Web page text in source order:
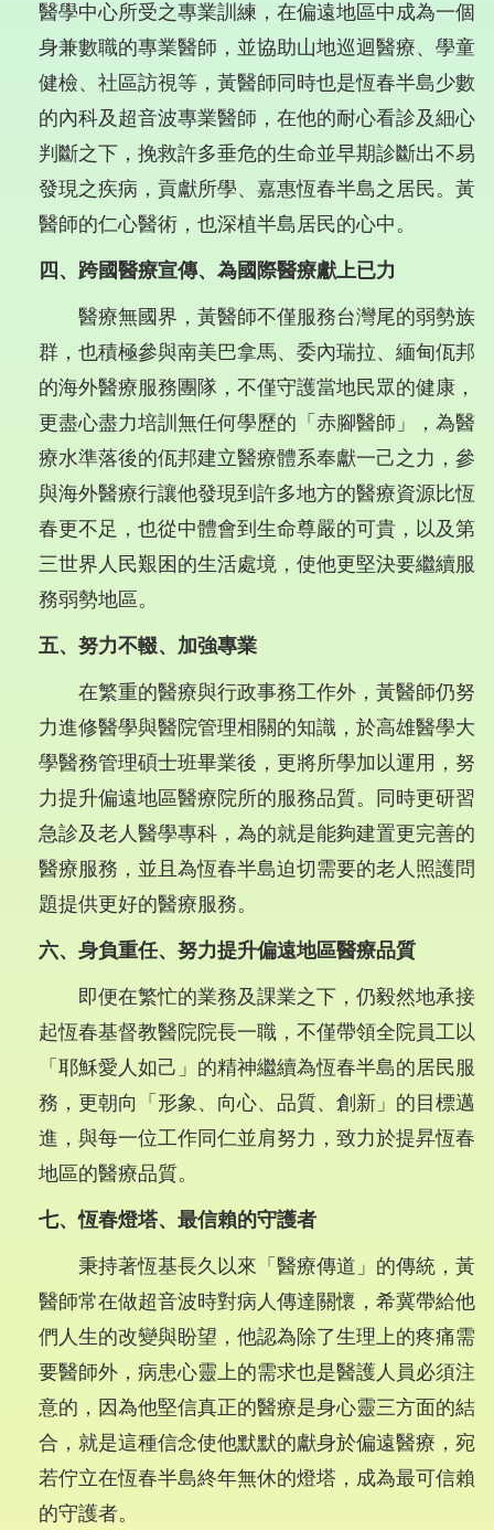
醫學中心所受之專業訓練，在偏遠地區中成為一個
身兼數職的專業醫師，並協助山地巡迴醫療、學童
健檢、社區訪視等，黃醫師同時也是恆春半島少數
的內科及超音波專業醫師，在他的耐心看診及細心
判斷之下，挽救許多垂危的生命並早期診斷出不易
發現之疾病，貢獻所學、嘉惠恆春半島之居民。黃
醫師的仁心醫術，也深植半島居民的心中。
四、跨國醫療宣傳、為國際醫療獻上已力
醫療無國界，黃醫師不僅服務台灣尾的弱勢族
群，也積極參與南美巴拿馬、委內瑞拉、緬甸佤邦
的海外醫療服務團隊，不僅守護當地民眾的健康，
更盡心盡力培訓無任何學歷的「赤腳醫師」，為醫
療水準落後的佤邦建立醫療體系奉獻一己之力，參
與海外醫療行讓他發現到許多地方的醫療資源比恆
春更不足，也從中體會到生命尊嚴的可貴，以及第
三世界人民艱困的生活處境，使他更堅決要繼續服
務弱勢地區。
五、努力不輟、加強專業
在繁重的醫療與行政事務工作外，黃醫師仍努
力進修醫學與醫院管理相關的知識，於高雄醫學大
學醫務管理碩士班畢業後，更將所學加以運用，努
力提升偏遠地區醫療院所的服務品質。同時更研習
急診及老人醫學專科，為的就是能夠建置更完善的
醫療服務，並且為恆春半島迫切需要的老人照護問
題提供更好的醫療服務。
六、身負重任、努力提升偏遠地區醫療品質
即便在繁忙的業務及課業之下，仍毅然地承接
起恆春基督教醫院院長一職，不僅帶領全院員工以
「耶穌愛人如己」的精神繼續為恆春半島的居民服
務，更朝向「形象、向心、品質、創新」的目標邁
進，與每一位工作同仁並肩努力，致力於提昇恆春
地區的醫療品質。
七、恆春燈塔、最信賴的守護者
秉持著恆基長久以來「醫療傳道」的傳統，黃
醫師常在做超音波時對病人傳達關懷，希冀帶給他
們人生的改變與盼望，他認為除了生理上的疼痛需
要醫師外，病患心靈上的需求也是醫護人員必須注
意的，因為他堅信真正的醫療是身心靈三方面的結
合，就是這種信念使他默默的獻身於偏遠醫療，宛
若佇立在恆春半島終年無休的燈塔，成為最可信賴
的守護者。